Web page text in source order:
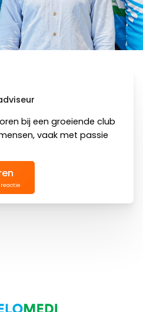
bij een groeiende club
vaak met passie